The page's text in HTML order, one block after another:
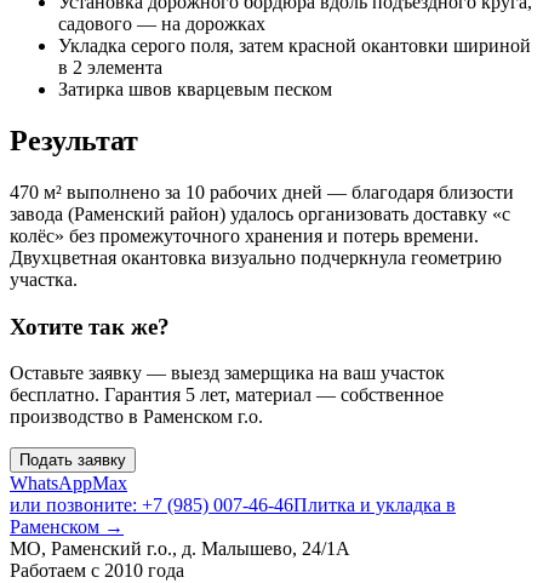
садового — на дорожках
Укладка серого поля, затем красной окантовки шириной
в 2 элемента
Затирка швов кварцевым песком
Результат
470 м² выполнено за 10 рабочих дней — благодаря близости
завода (Раменский район) удалось организовать доставку «с
колёс» без промежуточного хранения и потерь времени.
Двухцветная окантовка визуально подчеркнула геометрию
участка.
Хотите так же?
Оставьте заявку — выезд замерщика на ваш участок
бесплатно. Гарантия 5 лет, материал — собственное
производство в Раменском г.о.
Подать заявку
WhatsAppMax
или позвоните: +7 (985) 007-46-46Плитка и укладка в
Раменском →
МО, Раменский г.о., д. Малышево, 24/1А
Работаем с 2010 года